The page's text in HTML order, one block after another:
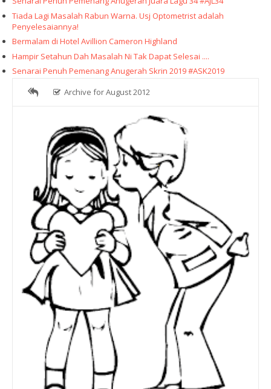
Tiada Lagi Masalah Rabun Warna. Usj Optometrist adalah
Penyelesaiannya!
Bermalam di Hotel Avillion Cameron Highland
Hampir Setahun Dah Masalah Ni Tak Dapat Selesai ....
Senarai Penuh Pemenang Anugerah Skrin 2019 #ASK2019
Archive for August 2012